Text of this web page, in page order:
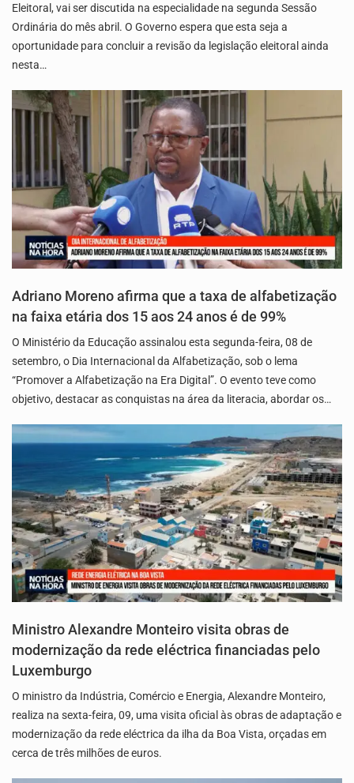
Eleitoral, vai ser discutida na especialidade na segunda Sessão
Ordinária do mês abril. O Governo espera que esta seja a
oportunidade para concluir a revisão da legislação eleitoral ainda
nesta…
Adriano Moreno afirma que a taxa de alfabetização
na faixa etária dos 15 aos 24 anos é de 99%
O Ministério da Educação assinalou esta segunda-feira, 08 de
setembro, o Dia Internacional da Alfabetização, sob o lema
“Promover a Alfabetização na Era Digital”. O evento teve como
objetivo, destacar as conquistas na área da literacia, abordar os…
Ministro Alexandre Monteiro visita obras de
modernização da rede eléctrica financiadas pelo
Luxemburgo
O ministro da Indústria, Comércio e Energia, Alexandre Monteiro,
realiza na sexta-feira, 09, uma visita oficial às obras de adaptação e
modernização da rede eléctrica da ilha da Boa Vista, orçadas em
cerca de três milhões de euros.